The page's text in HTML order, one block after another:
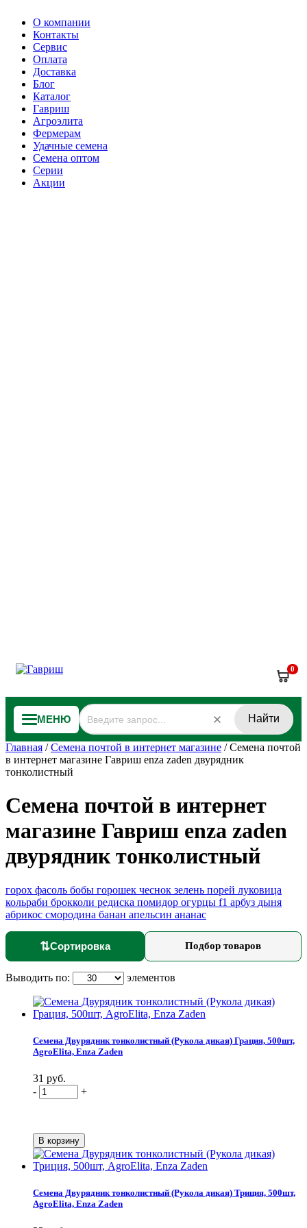
О компании
Контакты
Сервис
Оплата
Доставка
Блог
Каталог
Гавриш
Агроэлита
Фермерам
Удачные семена
Семена оптом
Серии
Акции
0
МЕНЮ Найти
Главная /Семена почтой в интернет магазине /Семена почтой
в интернет магазине Гавриш enza zaden двурядник
тонколистный
Семена почтой в интернет
магазине Гавриш enza zaden
двурядник тонколистный
горох фасоль бобы горошек чеснок зелень порей луковица
кольраби брокколи редиска помидор огурцы f1 арбуз дыня
абрикос смородина банан апельсин ананас
⇅Сортировка Подбор товаров
Выводить по: элементов
Семена Двурядник тонколистный (Рукола дикая) Грация, 500шт,
AgroElita, Enza Zaden
31 руб.
-
+
Семена Двурядник тонколистный (Рукола дикая) Триция, 500шт,
AgroElita, Enza Zaden